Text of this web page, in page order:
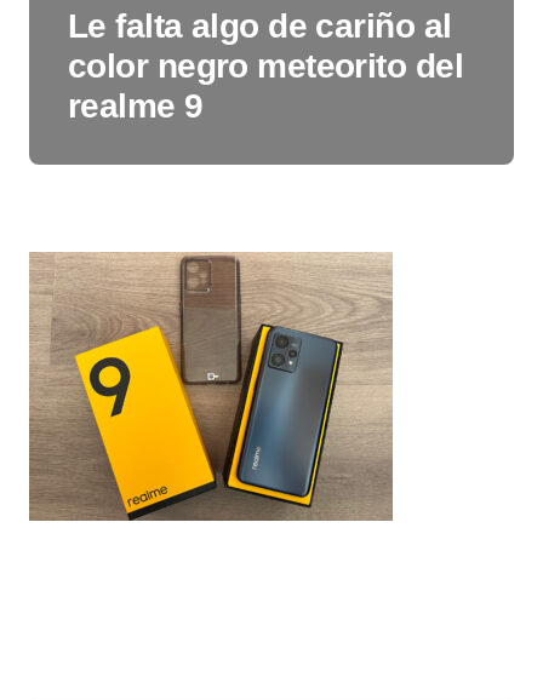
Le falta algo de cariño al
color negro meteorito del
realme 9